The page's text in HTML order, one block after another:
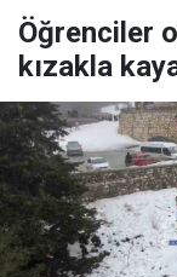
Öğrenciler
kızakla